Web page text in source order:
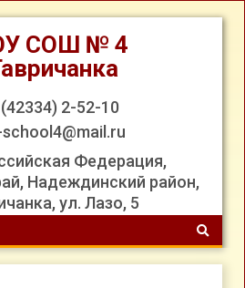
СОШ № 4
2-52-10
Федерация,
Надеждинский район,
ул. Лазо, 5